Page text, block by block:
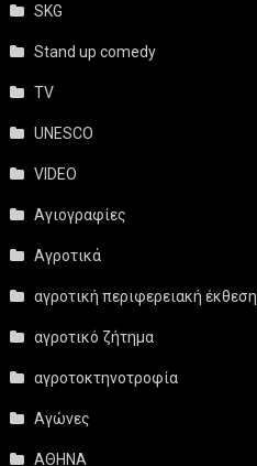
SKG
Stand up comedy
TV
UNESCO
VIDEO
Αγιογραφίες
Αγροτικά
αγροτική περιφερειακή έκθεση
αγροτικό ζήτημα
αγροτοκτηνοτροφία
Αγώνες
ΑΘΗΝΑ